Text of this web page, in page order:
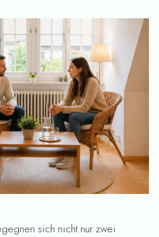
sich nicht nur zwei